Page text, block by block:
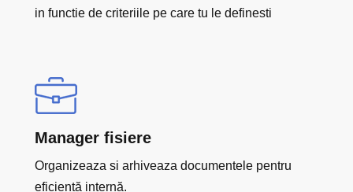
in functie de criteriile pe care tu le definesti
Manager fisiere
Organizeaza si arhiveaza documentele pentru
eficiență internă.